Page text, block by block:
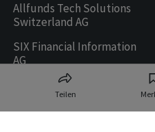
Teilen
Allfunds Tech Solutions
Switzerland AG
SIX Financial Information
AG
Ringier AG | Ringier